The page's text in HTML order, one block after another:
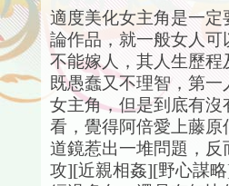
適度美化女主角是一
論作品，就一般女人
不能嫁人，其人生歷
既愚蠢又不理智，第
女主角，但是到底有
看，覺得阿倍愛上藤
道鏡惹出一堆問題，
攻][近親相姦][野心謀